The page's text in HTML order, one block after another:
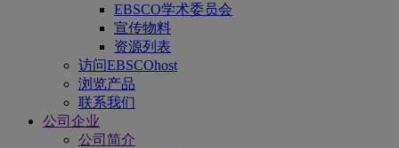
EBSCO学术委员会
宣传物料
资源列表
访问EBSCOhost
浏览产品
联系我们
公司企业
公司简介